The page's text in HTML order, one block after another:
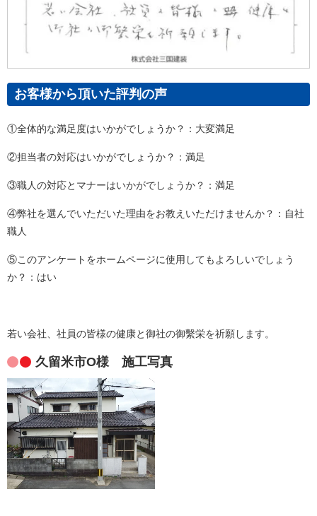
お客様から頂いた評判の声
①全体的な満足度はいかがでしょうか？：大変満足
②担当者の対応はいかがでしょうか？：満足
③職人の対応とマナーはいかがでしょうか？：満足
④弊社を選んでいただいた理由をお教えいただけませんか？：自社
職人
⑤このアンケートをホームページに使用してもよろしいでしょう
か？：はい
若い会社、社員の皆様の健康と御社の御繫栄を祈願します。
久留米市O様 施工写真